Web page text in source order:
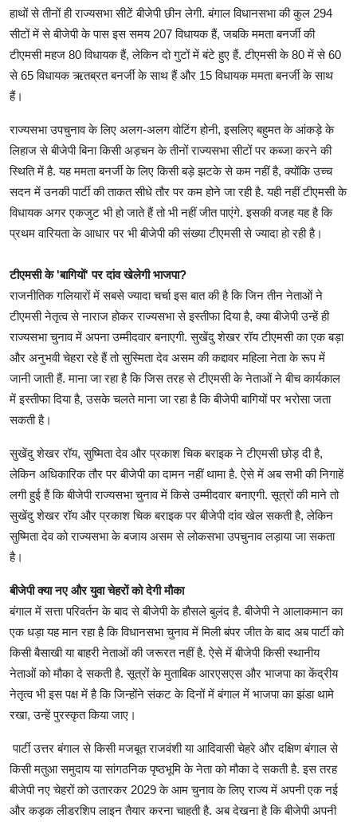
हाथों से तीनों ही राज्यसभा सीटें बीजेपी छीन लेगी. बंगाल विधानसभा की कुल 294
सीटों में से बीजेपी के पास इस समय 207 विधायक हैं, जबकि ममता बनर्जी की
टीएमसी महज 80 विधायक हैं, लेकिन दो गुटों में बंटे हुए हैं. टीएमसी के 80 में से 60
से 65 विधायक ऋतब्रत बनर्जी के साथ हैं और 15 विधायक ममता बनर्जी के साथ
हैं।
राज्यसभा उपचुनाव के लिए अलग-अलग वोटिंग होनी, इसलिए बहुमत के आंकड़े के
लिहाज से बीजेपी बिना किसी अड़चन के तीनों राज्यसभा सीटों पर कब्जा करने की
स्थिति में है. यह ममता बनर्जी के लिए किसी बड़े झटके से कम नहीं है, क्योंकि उच्च
सदन में उनकी पार्टी की ताकत सीधे तौर पर कम होने जा रही है. यही नहीं टीएमसी के
विधायक अगर एकजुट भी हो जाते हैं तो भी नहीं जीत पाएंगे. इसकी वजह यह है कि
प्रथम वारियता के आधार पर भी बीजेपी की संख्या टीएमसी से ज्यादा हो रही है।
टीएमसी के 'बागियों' पर दांव खेलेगी भाजपा?
राजनीतिक गलियारों में सबसे ज्यादा चर्चा इस बात की है कि जिन तीन नेताओं ने
टीएमसी नेतृत्व से नाराज होकर राज्यसभा से इस्तीफा दिया है, क्या बीजेपी उन्हें ही
राज्यसभा चुनाव में अपना उम्मीदवार बनाएगी. सुखेंदु शेखर रॉय टीएमसी का एक बड़ा
और अनुभवी चेहरा रहे हैं तो सुस्मिता देव असम की कद्दावर महिला नेता के रूप में
जानी जाती हैं. माना जा रहा है कि जिस तरह से टीएमसी के नेताओं ने बीच कार्यकाल
में इस्तीफा दिया है, उसके चलते माना जा रहा है कि बीजेपी बागियों पर भरोसा जता
सकती है।
सुखेंदु शेखर रॉय, सुष्मिता देव और प्रकाश चिक बराइक ने टीएमसी छोड़ दी है,
लेकिन अधिकारिक तौर पर बीजेपी का दामन नहीं थामा है. ऐसे में अब सभी की निगाहें
लगी हुई हैं कि बीजेपी राज्यसभा चुनाव में किसे उम्मीदवार बनाएगी. सूत्रों की माने तो
सुखेंदु शेखर रॉय और प्रकाश चिक बराइक पर बीजेपी दांव खेल सकती है, लेकिन
सुष्मिता देव को राज्यसभा के बजाय असम से लोकसभा उपचुनाव लड़ाया जा सकता
है।
बीजेपी क्या नए और युवा चेहरों को देगी मौका
बंगाल में सत्ता परिवर्तन के बाद से बीजेपी के हौसले बुलंद है. बीजेपी ने आलाकमान का
एक धड़ा यह मान रहा है कि विधानसभा चुनाव में मिली बंपर जीत के बाद अब पार्टी को
किसी बैसाखी या बाहरी नेताओं की जरूरत नहीं है. ऐसे में बीजेपी किसी स्थानीय
नेताओं को मौका दे सकती है. सूत्रों के मुताबिक आरएसएस और भाजपा का केंद्रीय
नेतृत्व भी इस पक्ष में है कि जिन्होंने संकट के दिनों में बंगाल में भाजपा का झंडा थामे
रखा, उन्हें पुरस्कृत किया जाए।
पार्टी उत्तर बंगाल से किसी मजबूत राजवंशी या आदिवासी चेहरे और दक्षिण बंगाल से
किसी मतुआ समुदाय या सांगठनिक पृष्ठभूमि के नेता को मौका दे सकती है. इस तरह
बीजेपी नए चेहरों को उतारकर 2029 के आम चुनाव के लिए राज्य में अपनी एक नई
और कड़क लीडरशिप लाइन तैयार करना चाहती है. अब देखना है कि बीजेपी अपनी